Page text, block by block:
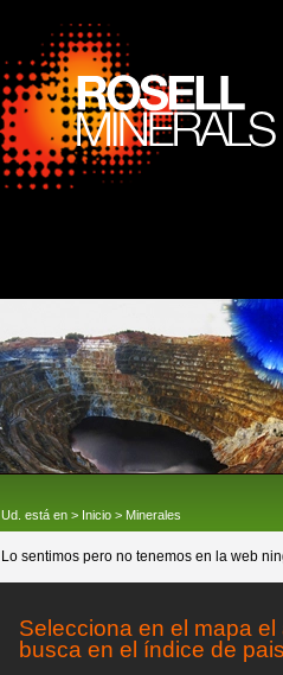
Ud. está en > Inicio > Minerales
Lo sentimos pero no tenemos en la web
Selecciona en el mapa
busca en el índice de